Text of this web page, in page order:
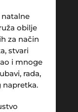
obilje
za način
stvari
i mnoge
rada,
napretka.